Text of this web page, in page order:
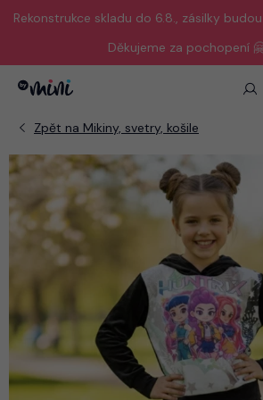
Rekonstrukce skladu do 6.8., zásilky
Děkujeme za pochopení